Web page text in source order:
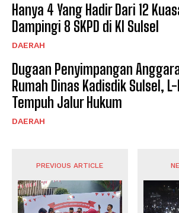
Hanya 4 Yang Hadir Dari 12
Dampingi 8 SKPD di KI Sulsel
DAERAH
Dugaan Penyimpangan
Rumah Dinas Kadisdik Sulsel,
Tempuh Jalur Hukum
DAERAH
PREVIOUS ARTICLE